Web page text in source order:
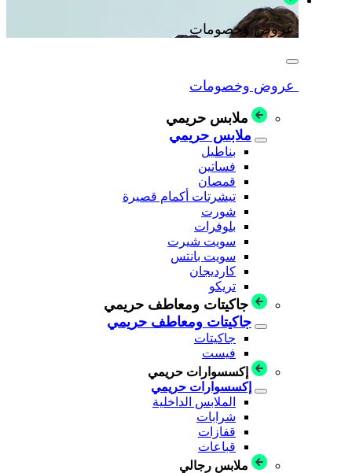
عروض وخصومات
عروض وخصومات
ملابس حريمي
ملابس حريمي
بناطيل
فساتين
قمصان
تيشرتات أكمام قصيرة
شورت
بلوفرات
سويت شيرت
سويت بانتس
كارديجان
تريكو
جاكيتات ومعاطف حريمي
جاكيتات ومعاطف حريمي
جاكيتات
فيست
إكسسوارات حريمي
إكسسوارات حريمي
الملابس الداخلية
شرابات
قفازات
قباعات
ملابس رجالي